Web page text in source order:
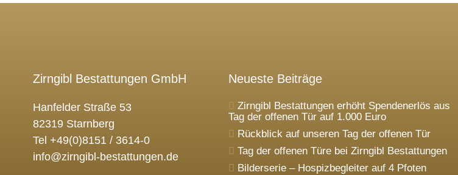
Zirngibl Bestattungen GmbH
Hanfelder Straße 53
82319 Starnberg
Tel +49(0)8151 / 3614-0
info@zirngibl-bestattungen.de
Neueste Beiträge
Zirngibl Bestattungen erhöht Spendenerlös aus
Tag der offenen Tür auf 1.000 Euro
Rückblick auf unseren Tag der offenen Tür
Tag der offenen Türe bei Zirngibl Bestattungen
Bilderserie – Hospizbegleiter auf 4 Pfoten